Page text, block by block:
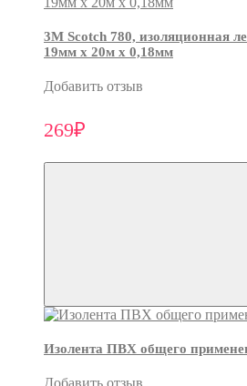
3М Scotch 780, изоляционная
19мм х 20м х 0,18мм
Добавить отзыв
269₽
Изолента ПВХ общего
Добавить отзыв